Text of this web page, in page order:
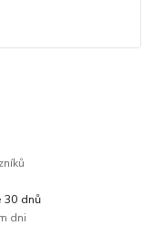
30 dnů
dni